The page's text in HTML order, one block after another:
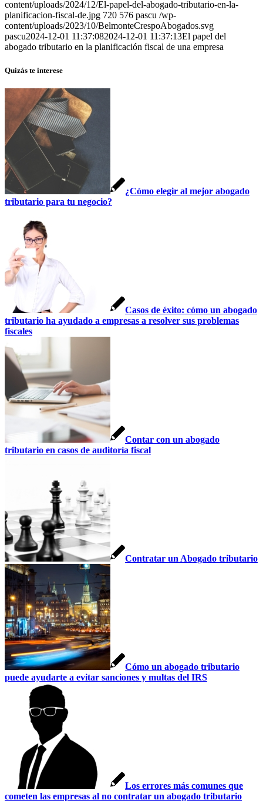
content/uploads/2024/12/El-papel-del-abogado-tributario-en-la-
planificacion-fiscal-de.jpg 720 576 pascu /wp-
content/uploads/2023/10/BelmonteCrespoAbogados.svg
pascu2024-12-01 11:37:082024-12-01 11:37:13El papel del
abogado tributario en la planificación fiscal de una empresa
Quizás te interese
¿Cómo elegir al mejor abogado
tributario para tu negocio?
Casos de éxito: cómo un abogado
tributario ha ayudado a empresas a resolver sus problemas
fiscales
Contar con un abogado
tributario en casos de auditoría fiscal
Contratar un Abogado tributario
Cómo un abogado tributario
puede ayudarte a evitar sanciones y multas del IRS
Los errores más comunes que
cometen las empresas al no contratar un abogado tributario